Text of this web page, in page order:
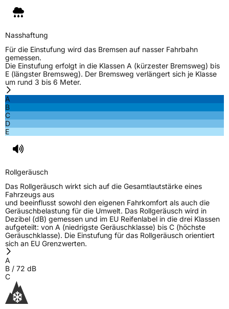
M+S
EU Label
EffizienzD
Nasshaftung C
Fahrzeugklasse
3PMSF / Schneeflockensymbol / Alpine-Symbol
EPREL ID 704089
Allgemeine Produktsicherheit (GPSR)
HerstellerkontaktQingtao Li, Mailänder Strasse 14 60598
Frankfurt am Main Deutschland,
Nasshaftung
Für die Einstufung wird das Bremsen auf nasser Fahrbahn
gemessen.
Die Einstufung erfolgt in die Klassen A (kürzester Bremsweg) bis
E (längster Bremsweg). Der Bremsweg verlängert sich je Klasse
um rund 3 bis 6 Meter.
A
B
C
D
E
Rollgeräusch
Das Rollgeräusch wirkt sich auf die Gesamtlautstärke eines
Fahrzeugs aus
und beeinflusst sowohl den eigenen Fahrkomfort als auch die
Geräuschbelastung für die Umwelt. Das Rollgeräusch wird in
Dezibel (dB) gemessen und im EU Reifenlabel in die drei Klassen
aufgeteilt: von A (niedrigste Geräuschklasse) bis C (höchste
Geräuschklasse). Die Einstufung für das Rollgeräusch orientiert
sich an EU Grenzwerten.
A
B / 72 dB
C